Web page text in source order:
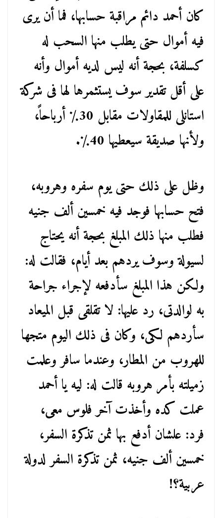
كان أحمد دائم مراقبة حسابها، فما أن يرى
فيه أموال حتى يطلب منها السحب له
كسلفة، بحجة أنه ليس لديه أموال وأنه
على أقل تقدير سوف يستثمرها لها فى شركة
استانلى للمقاولات مقابل 30٪ أرباحاً،
ولأنها صديقة سيعطيها 40٪.
وظل على ذلك حتى يوم سفره وهروبه،
فتح حسابها فوجد فيه خمسين ألف جنيه
فطلب منها ذلك المبلغ بحجة أنه يحتاج
لسيولة وسوف يردهم بعد أيام، فقالت له:
ولكن هذا المبلغ سأدفعه لإجراء جراحة
به لوالدتى، رد عليها: لا تقلقى قبل الميعاد
سأردهم لكى، وكان فى ذلك اليوم متجها
للهروب من المطار، وعندما سافر وعلمت
زميلته بأمر هروبه قالت له: ليه يا أحمد
عملت كده وأخذت آخر فلوس معى،
فرد: علشان أدفع بها ثمن تذكرة السفر،
خمسين ألف جنيه، ثمن تذكرة السفر لدولة
عربية؟!